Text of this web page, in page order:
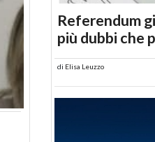
Referendum
più dubbi che
di Elisa Leuzzo